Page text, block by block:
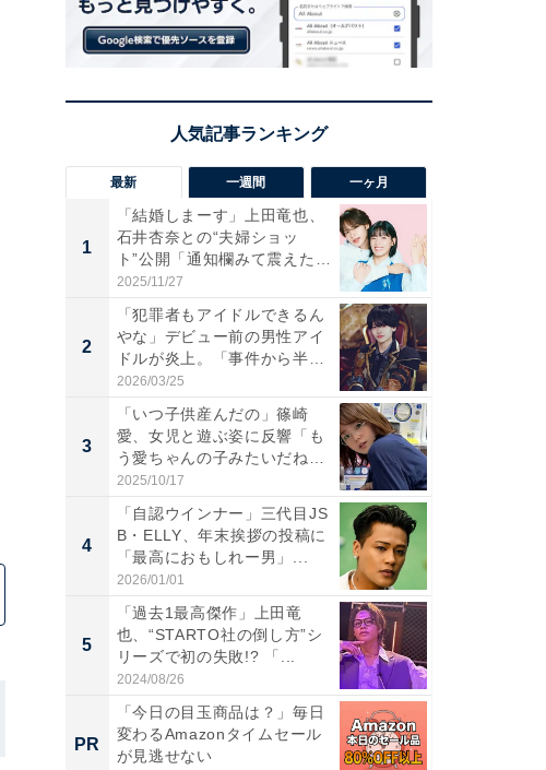
最新 一週間 一ヶ月
1
「結婚しまーす」上田竜也、
石井杏奈との“夫婦ショッ
ト”公開「通知欄みて震えた」
「...
2025/11/27
2
「犯罪者もアイドルできるん
やな」デビュー前の男性アイ
ドルが炎上。「事件から半年
も...
2026/03/25
3
「いつ子供産んだの」篠崎
愛、女児と遊ぶ姿に反響「も
う愛ちゃんの子みたいだね」
「完...
2025/10/17
4
「自認ウインナー」三代目JS
B・ELLY、年末挨拶の投稿に
「最高におもしれー男」...
2026/01/01
5
「過去1最高傑作」上田竜
也、“STARTO社の倒し方”シ
リーズで初の失敗!? 「...
2024/08/26
PR
「今日の目玉商品は？」毎日
変わるAmazonタイムセール
が見逃せない